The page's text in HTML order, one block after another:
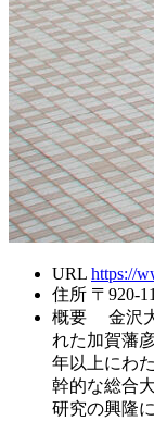
URL https://
住所 〒920-
概要
金沢
れた加賀藩
年以上にわ
幹的な総合
研究の興隆